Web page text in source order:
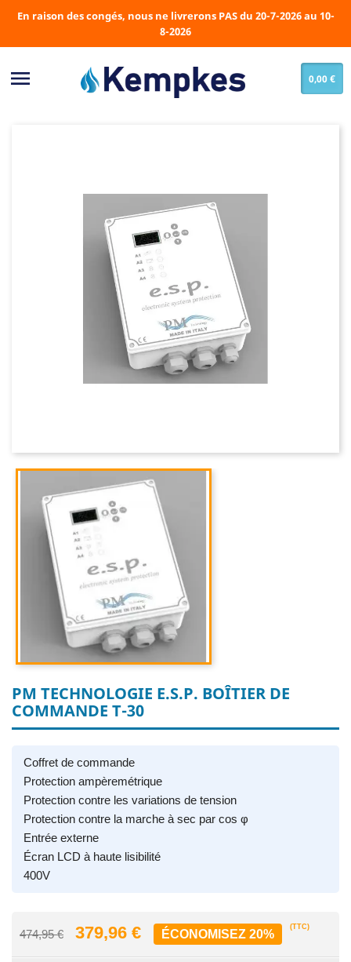
En raison des congés, nous ne livrerons PAS du 20-7-2026 au 10-
8-2026
 0,00 €
PM TECHNOLOGIE E.S.P. BOÎTIER DE
COMMANDE T-30
Coffret de commande
Protection ampèremétrique
Protection contre les variations de tension
Protection contre la marche à sec par cos φ
Entrée externe
Écran LCD à haute lisibilité
400V
474,95 € 379,96 € ÉCONOMISEZ 20%
(TTC)